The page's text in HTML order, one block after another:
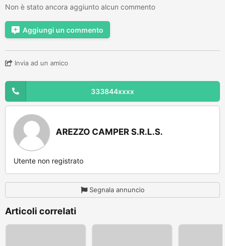
Non è stato ancora aggiunto alcun commento
Aggiungi un commento
Invia ad un amico
333844xxxx
AREZZO CAMPER S.R.L.S.
Utente non registrato
Segnala annuncio
Articoli correlati